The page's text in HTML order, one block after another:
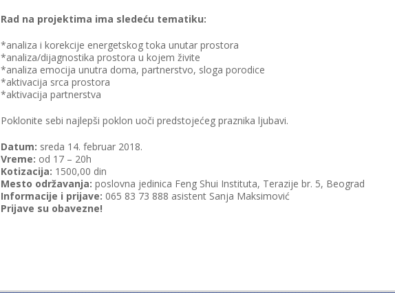
Rad na projektima ima sledeću tematiku:
*analiza i korekcije energetskog toka unutar prostora
*analiza/dijagnostika prostora u kojem živite
*analiza emocija unutra doma, partnerstvo, sloga porodice
*aktivacija srca prostora
*aktivacija partnerstva
Poklonite sebi najlepši poklon uoči predstojećeg praznika ljubavi.
Datum: sreda 14. februar 2018.
Vreme: od 17 – 20h
Kotizacija: 1500,00 din
Mesto održavanja: poslovna jedinica Feng Shui Instituta, Terazije br. 5, Beograd
Informacije i prijave: 065 83 73 888 asistent Sanja Maksimović
Prijave su obavezne!